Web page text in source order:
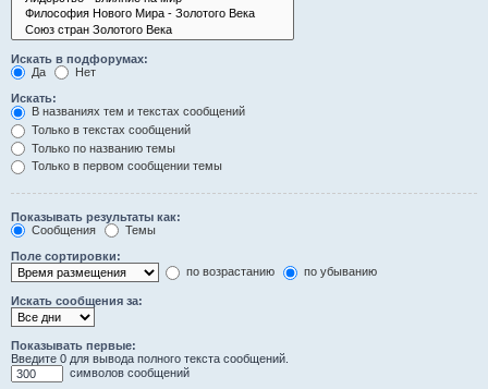
Искать в подфорумах:
Да
Нет
Искать:
В названиях тем и текстах сообщений
Только в текстах сообщений
Только по названию темы
Только в первом сообщении темы
Показывать результаты как:
Сообщения
Темы
Поле сортировки:
по возрастанию
по убыванию
Искать сообщения за:
Показывать первые:
Введите 0 для вывода полного текста сообщений.
символов сообщений